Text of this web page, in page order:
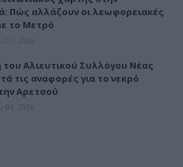
Πώς αλλάζουν οι λεωφορειακές
το Μετρό
Αλιευτικού Συλλόγου Νέας
τις αναφορές για το νεκρό
Αρετσού